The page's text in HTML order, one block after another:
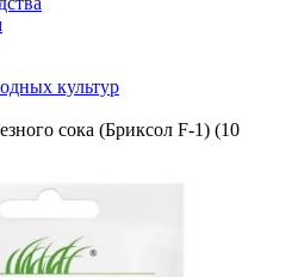
культур
сока (Бриксол F-1) (10